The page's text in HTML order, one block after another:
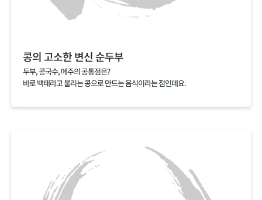
콩의 고소한 변신 순두부
두부, 콩국수, 메주의 공통점은?
바로 백태라고 불리는 콩으로 만드는 음식이라는 점인데요.